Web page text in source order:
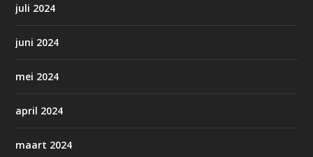
juli 2024
juni 2024
mei 2024
april 2024
maart 2024